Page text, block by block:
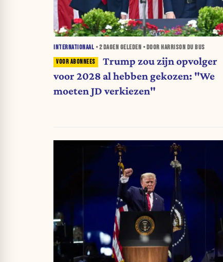
INTERNATIONAAL •2 DAGEN GELEDEN • DOOR HARRISON DU BUS
Trump zou zijn opvolger
voor 2028 al hebben gekozen: "We
moeten JD verkiezen"